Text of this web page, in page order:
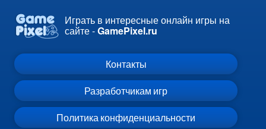
Играть в интересные онлайн игры на
сайте -GamePixel.ru
Контакты
Разработчикам игр
Политика конфиденциальности